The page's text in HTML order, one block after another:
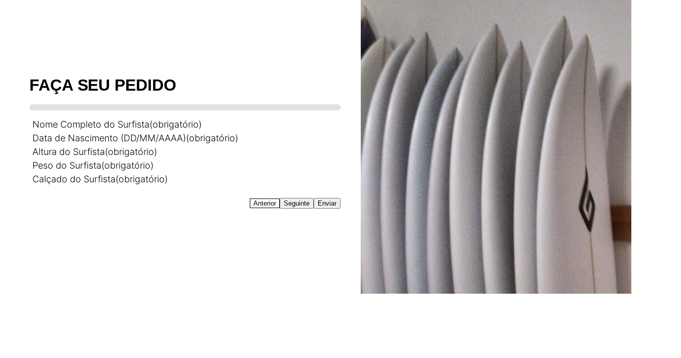
FAÇA SEU PEDIDO
Nome Completo do Surfista(obrigatório)
Data de Nascimento (DD/MM/AAAA)(obrigatório)
Altura do Surfista(obrigatório)
Peso do Surfista(obrigatório)
Calçado do Surfista(obrigatório)
Anterior Seguinte Enviar